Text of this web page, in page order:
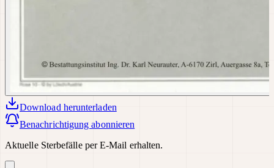
Download herunterladen
Benachrichtigung abonnieren
Aktuelle Sterbefälle per E-Mail erhalten.